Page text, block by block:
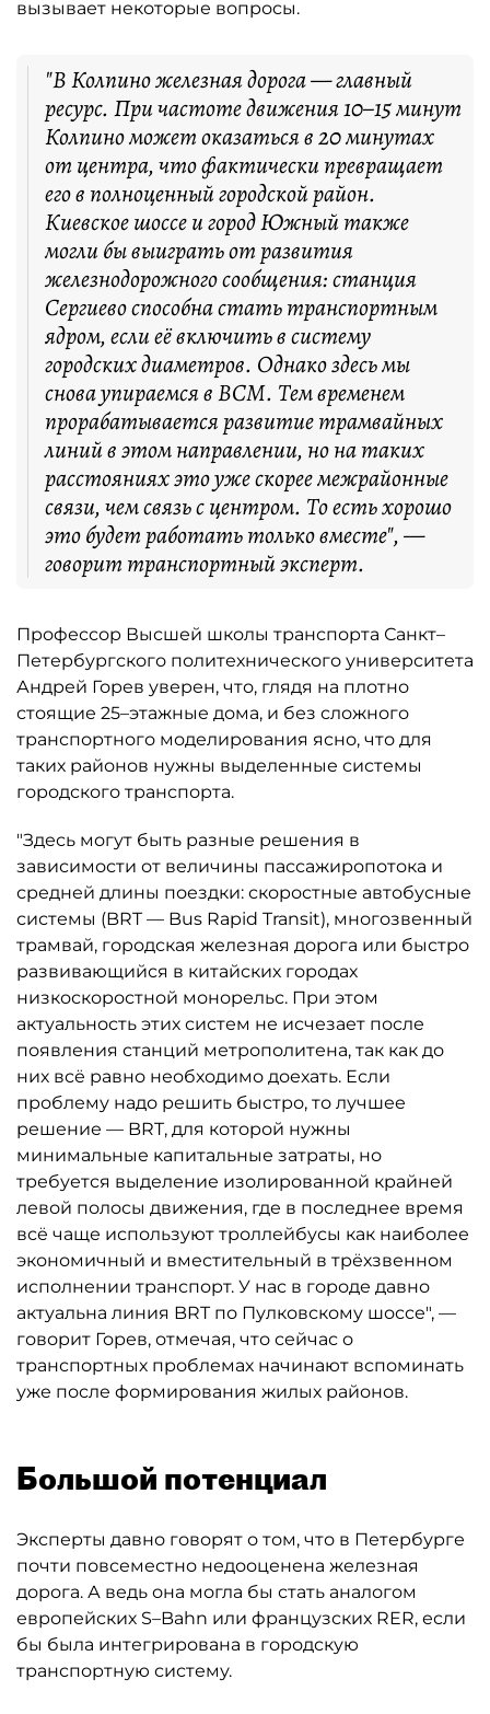
вызывает некоторые вопросы.
"В Колпино железная дорога — главный
ресурс. При частоте движения 10–15 минут
Колпино может оказаться в 20 минутах
от центра, что фактически превращает
его в полноценный городской район.
Киевское шоссе и город Южный также
могли бы выиграть от развития
железнодорожного сообщения: станция
Сергиево способна стать транспортным
ядром, если её включить в систему
городских диаметров. Однако здесь мы
снова упираемся в ВСМ. Тем временем
прорабатывается развитие трамвайных
линий в этом направлении, но на таких
расстояниях это уже скорее межрайонные
связи, чем связь с центром. То есть хорошо
это будет работать только вместе", —
говорит транспортный эксперт.
Профессор Высшей школы транспорта Санкт–
Петербургского политехнического университета
Андрей Горев уверен, что, глядя на плотно
стоящие 25–этажные дома, и без сложного
транспортного моделирования ясно, что для
таких районов нужны выделенные системы
городского транспорта.
"Здесь могут быть разные решения в
зависимости от величины пассажиропотока и
средней длины поездки: скоростные автобусные
системы (BRT — Bus Rapid Transit), многозвенный
трамвай, городская железная дорога или быстро
развивающийся в китайских городах
низкоскоростной монорельс. При этом
актуальность этих систем не исчезает после
появления станций метрополитена, так как до
них всё равно необходимо доехать. Если
проблему надо решить быстро, то лучшее
решение — BRT, для которой нужны
минимальные капитальные затраты, но
требуется выделение изолированной крайней
левой полосы движения, где в последнее время
всё чаще используют троллейбусы как наиболее
экономичный и вместительный в трёхзвенном
исполнении транспорт. У нас в городе давно
актуальна линия BRT по Пулковскому шоссе", —
говорит Горев, отмечая, что сейчас о
транспортных проблемах начинают вспоминать
уже после формирования жилых районов.
Большой потенциал
Эксперты давно говорят о том, что в Петербурге
почти повсеместно недооценена железная
дорога. А ведь она могла бы стать аналогом
европейских S–Bahn или французских RER, если
бы была интегрирована в городскую
транспортную систему.